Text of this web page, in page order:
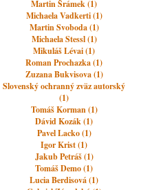
Martin Šrámek (1)
Michaela Vadkerti (1)
Martin Svoboda (1)
Michaela Stessl (1)
Mikuláš Lévai (1)
Roman Prochazka (1)
Zuzana Bukvisova (1)
Slovenský ochranný zväz autorský
(1)
Tomáš Korman (1)
Dávid Kozák (1)
Pavel Lacko (1)
Igor Krist (1)
Jakub Petráš (1)
Tomáš Demo (1)
Lucia Berdisová (1)